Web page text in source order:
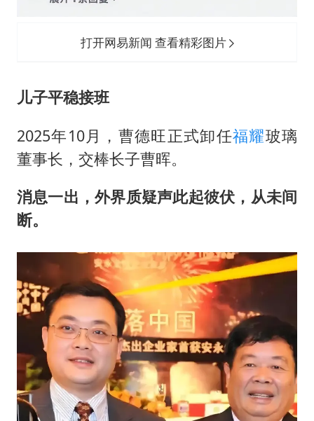
打开网易新闻 查看精彩图片
儿子平稳接班
2025年10月，曹德旺正式卸任福耀玻璃
董事长，交棒长子曹晖。
消息一出，外界质疑声此起彼伏，从未间
断。